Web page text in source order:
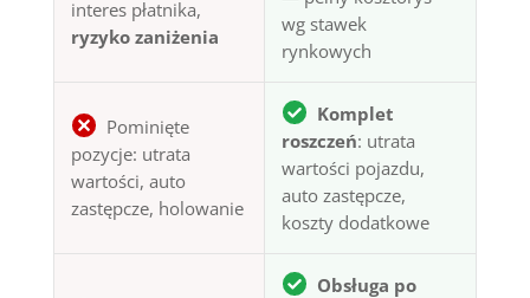
interes płatnika,
ryzyko zaniżenia
wg stawek
rynkowych
Pominięte
pozycje: utrata
wartości, auto
zastępcze, holowanie
Komplet
roszczeń: utrata
wartości pojazdu,
auto zastępcze,
koszty dodatkowe
Obsługa po